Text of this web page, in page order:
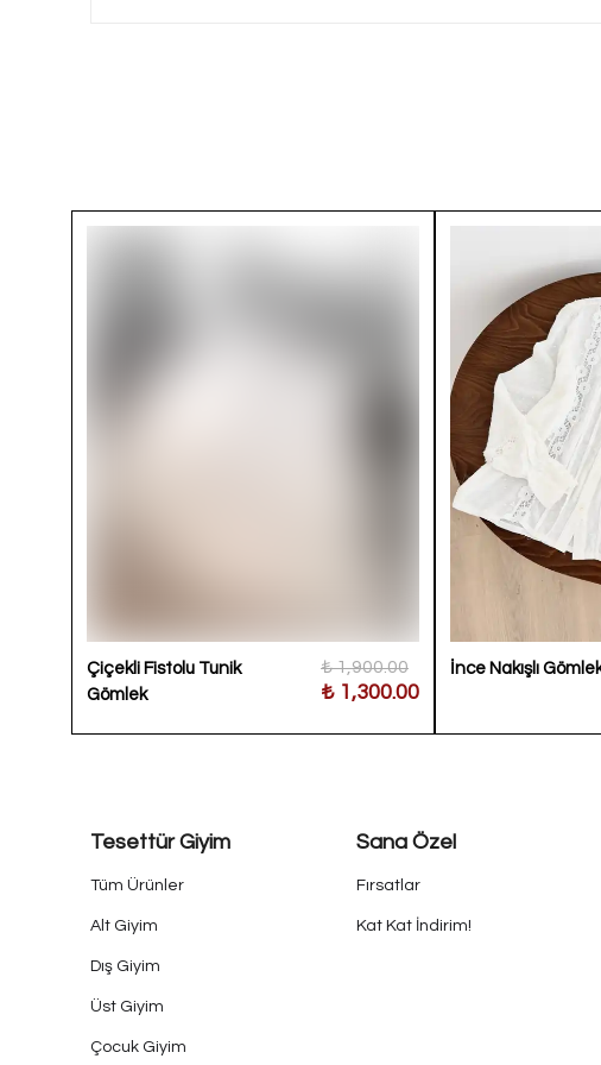
Çiçekli Fistolu Tunik
Gömlek
₺ 1,900.00
₺ 1,300.00
İnce Nakışlı
Tesettür Giyim
Tüm Ürünler
Alt Giyim
Dış Giyim
Üst Giyim
Çocuk Giyim
Sana Özel
Fırsatlar
Kat Kat İndirim!